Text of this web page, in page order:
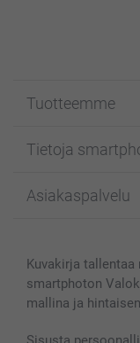
Tuotteemme
Kuvakortit
Kuvakirjat
Kännykkä & Tabletti
MyNameBook
Tietoja
Affiliate ohjelma
Sivukartta
Ehdot/takuut
Asiakaspalvelu
smartbonus
Hinnat & maksutavat
Kuvakirja
smartphoton
mallina ja